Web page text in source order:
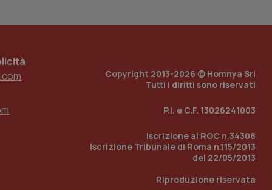
Copyright 2013-2026 © Homnya Srl
Tutti i diritti sono riservati
P.I. e C.F. 13026241003
Iscrizione al ROC n.34308
Iscrizione Tribunale di Roma n.115/2013
del 22/05/2013
Riproduzione riservata
per abilitare il